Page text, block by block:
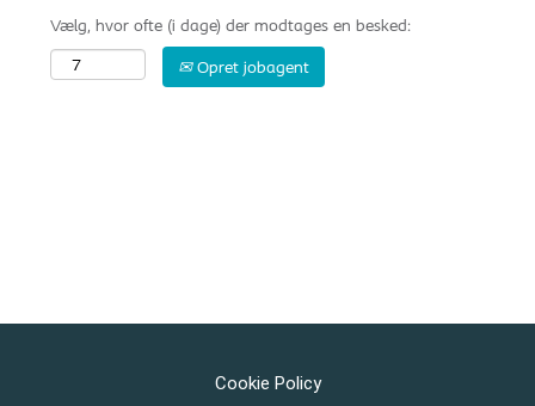
Vælg, hvor ofte (i dage) der modtages en besked:
Opret jobagent
Cookie Policy